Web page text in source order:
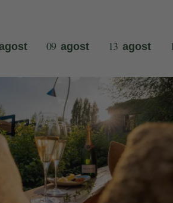
09 agost 13 agost